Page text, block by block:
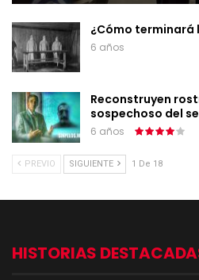
¿Cómo terminará
6 años
Reconstruyen
sospechoso del
6 años
PREVIO SIGUIENTE 1 De 18
HISTORIAS